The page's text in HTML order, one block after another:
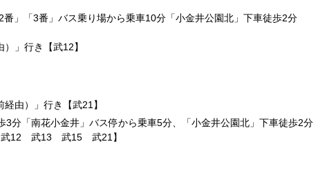
」「3番」バス乗り場から乗車10分「小金井公園北」下車徒歩2分
）」行き【武12】
経由）」行き【武21】
3分「南花小金井」バス停から乗車5分、「小金井公園北」下車徒歩2分
武12 武13 武15 武21】